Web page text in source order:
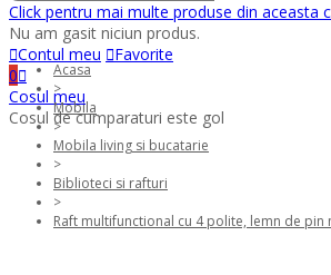
Click pentru mai multe produse din aceasta
Nu am gasit niciun produs.
Contul meu
Favorite
0
Cosul meu
Cosul de cumparaturi este gol
Acasa
>
Mobila
>
Mobila living si bucatarie
>
Biblioteci si rafturi
>
Raft multifunctional cu 4 polite, lemn de pin